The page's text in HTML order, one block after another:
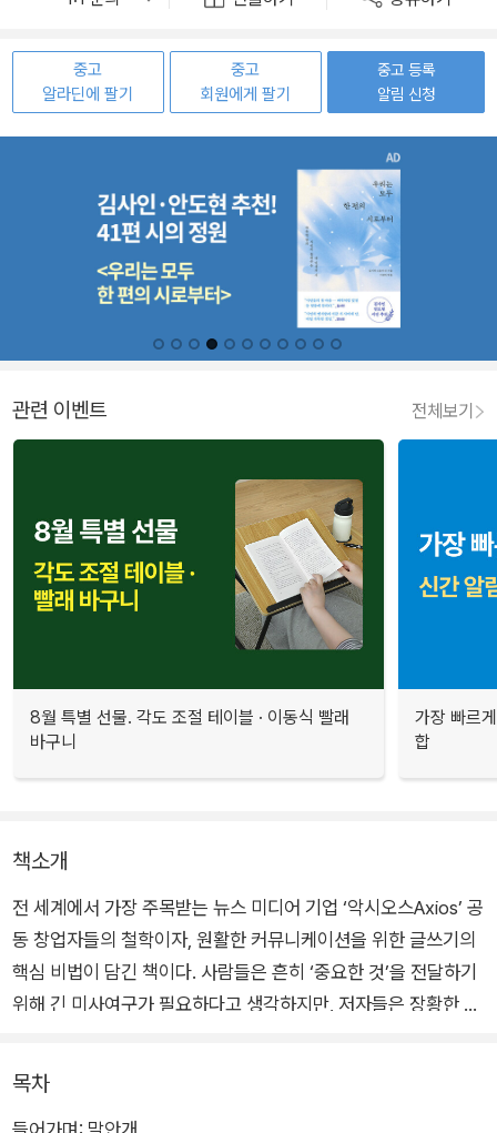
중고
알라딘에 팔기
중고
회원에게 팔기
중고 등록
알림 신청
관련 이벤트 전체보기
8월 특별 선물. 각도 조절 테이블 · 이동식 빨래
바구니
가장 빠르
합
책소개
전 세계에서 가장 주목받는 뉴스 미디어 기업 ‘악시오스Axios’ 공
동 창업자들의 철학이자, 원활한 커뮤니케이션을 위한 글쓰기의
핵심 비법이 담긴 책이다. 사람들은 흔히 ‘중요한 것’을 전달하기
위해 긴 미사여구가 필요하다고 생각하지만, 저자들은 장황한 설
움에서 벗어날 수 있는 도구이며, 이를 통해 “짧게. 하지만 얕지
않게” 쓰는 법을 익히라고 조언한다.
목차